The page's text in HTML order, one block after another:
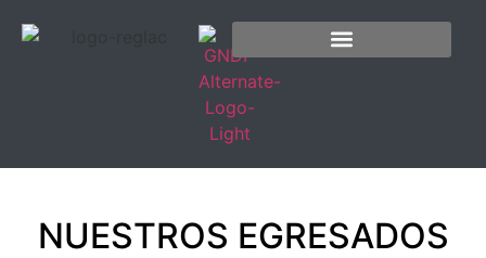
NUESTROS EGRESADOS